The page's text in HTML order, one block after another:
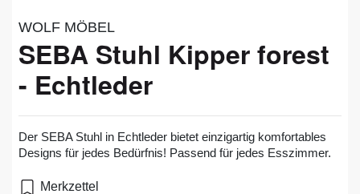
WOLF MÖBEL
SEBA Stuhl Kipper forest
- Echtleder
Der SEBA Stuhl in Echtleder bietet einzigartig komfortables
Designs für jedes Bedürfnis! Passend für jedes Esszimmer.
Merkzettel